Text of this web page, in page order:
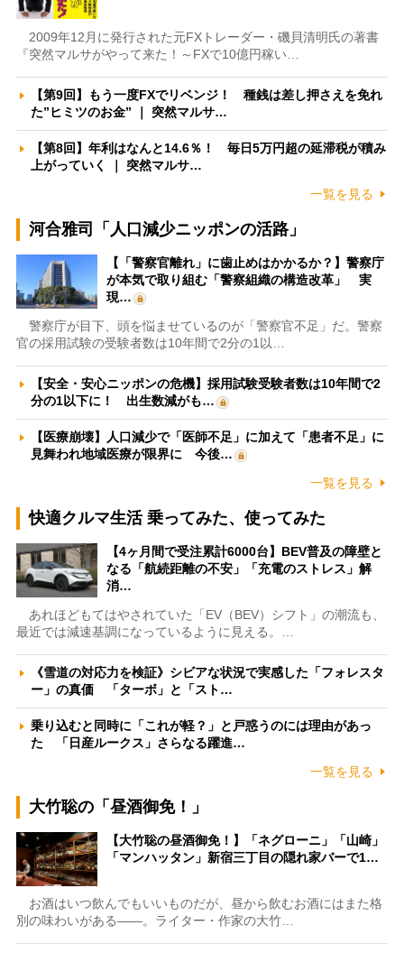
2009年12月に発行された元FXトレーダー・磯貝清明氏の著書
『突然マルサがやって来た！～FXで10億円稼い…
【第9回】もう一度FXでリベンジ！ 種銭は差し押さえを免れ
た”ヒミツのお金” ｜ 突然マルサ…
【第8回】年利はなんと14.6％！ 毎日5万円超の延滞税が積み
上がっていく ｜ 突然マルサ…
一覧を見る
河合雅司「人口減少ニッポンの活路」
【「警察官離れ」に歯止めはかかるか？】警察庁
が本気で取り組む「警察組織の構造改革」 実
現…
警察庁が目下、頭を悩ませているのが「警察官不足」だ。警察
官の採用試験の受験者数は10年間で2分の1以…
【安全・安心ニッポンの危機】採用試験受験者数は10年間で2
分の1以下に！ 出生数減がも…
【医療崩壊】人口減少で「医師不足」に加えて「患者不足」に
見舞われ地域医療が限界に 今後…
一覧を見る
快適クルマ生活 乗ってみた、使ってみた
【4ヶ月間で受注累計6000台】BEV普及の障壁と
なる「航続距離の不安」「充電のストレス」解
消…
あれほどもてはやされていた「EV（BEV）シフト」の潮流も、
最近では減速基調になっているように見える。…
《雪道の対応力を検証》シビアな状況で実感した「フォレスタ
ー」の真価 「ターボ」と「スト…
乗り込むと同時に「これが軽？」と戸惑うのには理由があっ
た 「日産ルークス」さらなる躍進…
一覧を見る
大竹聡の「昼酒御免！」
【大竹聡の昼酒御免！】「ネグローニ」「山崎」
「マンハッタン」新宿三丁目の隠れ家バーで1…
お酒はいつ飲んでもいいものだが、昼から飲むお酒にはまた格
別の味わいがある――。ライター・作家の大竹…